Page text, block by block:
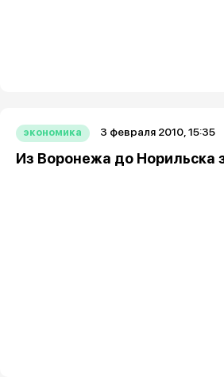
экономика 3 февраля 2010, 15:35
Из Воронежа до Норильска